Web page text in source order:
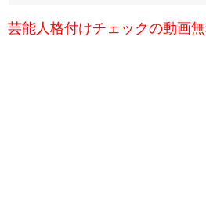
芸能人格付けチェックの動画